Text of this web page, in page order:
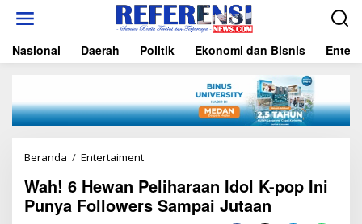
t
Nasional Daerah Politik Ekonomi dan Bisnis
Beranda / Entertaiment
h
!
6
Wah! 6 Hewan Peliharaan Idol K-pop Ini
Punya Followers Sampai Jutaan